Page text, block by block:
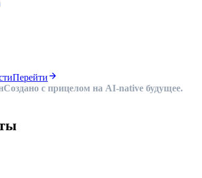
Перейти
Создано с прицелом на AI-native будущее.